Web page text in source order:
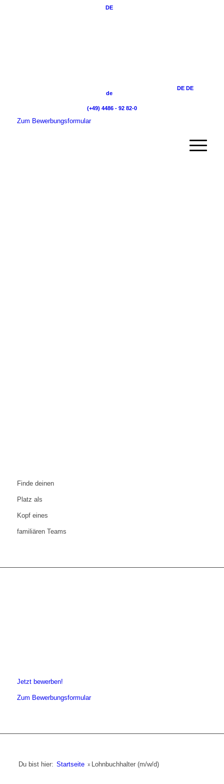
DE
DE DE
de
(+49) 4486 - 92 82-0
Zum Bewerbungsformular
Finde deinen
Platz als
Kopf eines
familiären Teams
Jetzt bewerben!
Zum Bewerbungsformular
Du bist hier: Startseite » Lohnbuchhalter (m/w/d)